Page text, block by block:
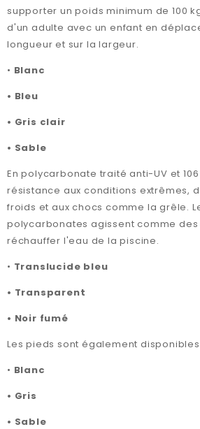
supporter un poids minimum de 100
d'un adulte avec un enfant en
longueur et sur la largeur.
• Blanc
• Bleu
• Gris clair
• Sable
En polycarbonate traité anti-UV et
résistance aux conditions extrêmes,
froids et aux chocs comme la grêle.
polycarbonates agissent comme
réchauffer l'eau de la piscine.
• Translucide bleu
• Transparent
• Noir fumé
Les pieds sont également
• Blanc
• Gris
• Sable